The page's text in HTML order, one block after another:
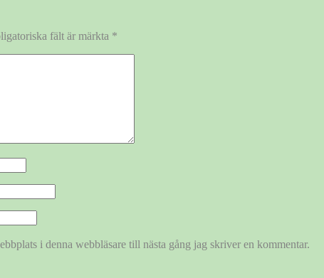
fält är märkta *
i denna webbläsare till nästa gång jag skriver en kommentar.